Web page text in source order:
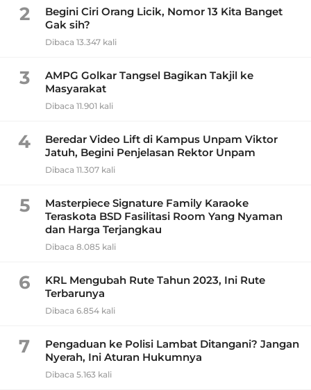
2
Begini Ciri Orang Licik, Nomor 13 Kita Banget
Gak sih?
Dibaca 13.347 kali
3
AMPG Golkar Tangsel Bagikan Takjil ke
Masyarakat
Dibaca 11.901 kali
4
Beredar Video Lift di Kampus Unpam Viktor
Jatuh, Begini Penjelasan Rektor Unpam
Dibaca 11.307 kali
5
Masterpiece Signature Family Karaoke
Teraskota BSD Fasilitasi Room Yang Nyaman
dan Harga Terjangkau
Dibaca 8.085 kali
6
KRL Mengubah Rute Tahun 2023, Ini Rute
Terbarunya
Dibaca 6.854 kali
7
Pengaduan ke Polisi Lambat Ditangani? Jangan
Nyerah, Ini Aturan Hukumnya
Dibaca 5.163 kali